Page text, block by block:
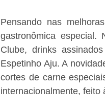
Pensando nas
gastronômica especial.
Clube, drinks
Espetinho Aju. A
cortes de carne
internacionalmente, feito